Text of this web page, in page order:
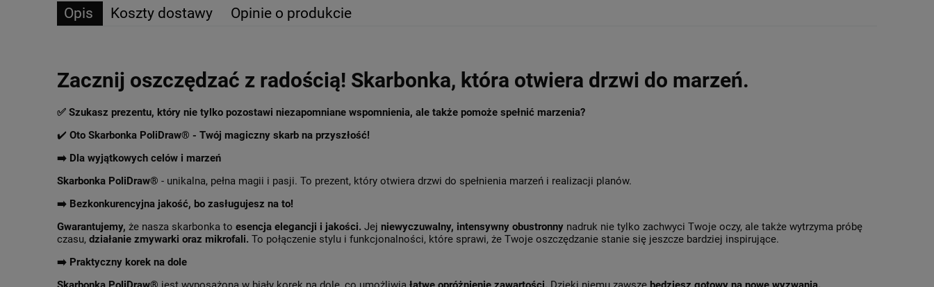
Opis Koszty dostawy Opinie o produkcie
Zacznij oszczędzać z radością! Skarbonka, która otwiera drzwi do marzeń.
✅ Szukasz prezentu, który nie tylko pozostawi niezapomniane wspomnienia, ale także pomoże spełnić marzenia?
✔️ Oto Skarbonka PoliDraw® - Twój magiczny skarb na przyszłość!
➡️ Dla wyjątkowych celów i marzeń
Skarbonka PoliDraw® - unikalna, pełna magii i pasji. To prezent, który otwiera drzwi do spełnienia marzeń i realizacji planów.
➡️ Bezkonkurencyjna jakość, bo zasługujesz na to!
Gwarantujemy, że nasza skarbonka to esencja elegancji i jakości. Jej niewyczuwalny, intensywny obustronny nadruk nie tylko zachwyci Twoje oczy, ale także wytrzyma próbę
czasu, działanie zmywarki oraz mikrofali. To połączenie stylu i funkcjonalności, które sprawi, że Twoje oszczędzanie stanie się jeszcze bardziej inspirujące.
➡️ Praktyczny korek na dole